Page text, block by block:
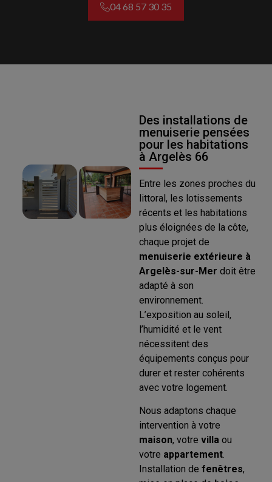
04 68 57 30 35
Des installations de
menuiserie pensées
pour les habitations
à Argelès 66
Entre les zones proches du
littoral, les lotissements
récents et les habitations
plus éloignées de la côte,
chaque projet de
menuiserie extérieure à
Argelès-sur-Mer doit être
adapté à son
environnement.
L’exposition au soleil,
l’humidité et le vent
nécessitent des
équipements conçus pour
durer et rester cohérents
avec votre logement.
Nous adaptons chaque
intervention à votre
maison, votrevilla ou
votre appartement.
Installation defenêtres,